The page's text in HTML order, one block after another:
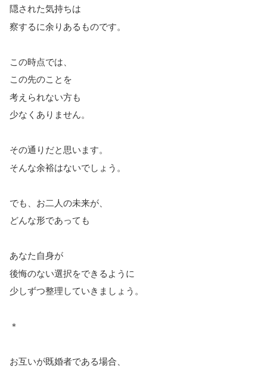
隠された気持ちは
察するに余りあるものです。
この時点では、
この先のことを
考えられない方も
少なくありません。
その通りだと思います。
そんな余裕はないでしょう。
でも、お二人の未来が、
どんな形であっても
あなた自身が
後悔のない選択をできるように
少しずつ整理していきましょう。
＊
お互いが既婚者である場合、